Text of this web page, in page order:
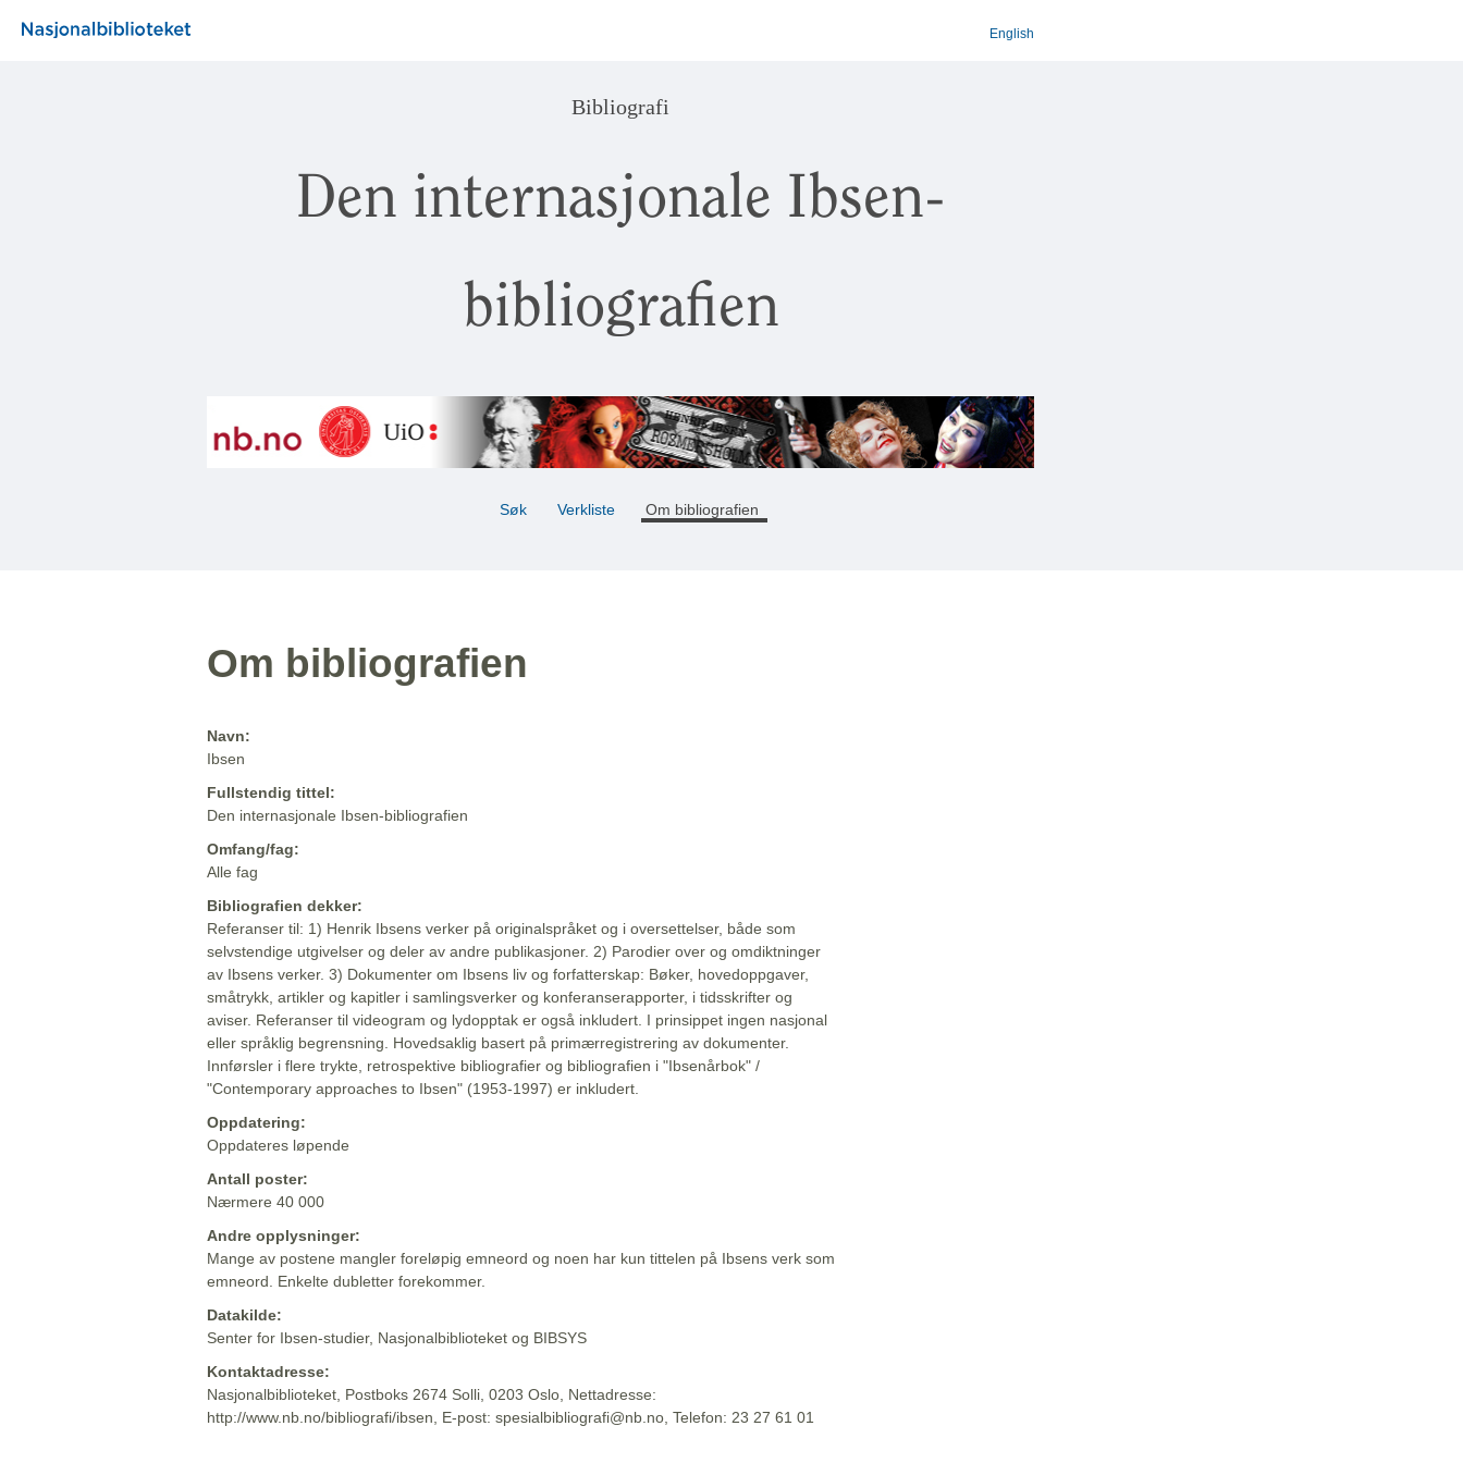
English
Bibliografi
Den internasjonale Ibsen-
bibliografien
Søk Verkliste Om bibliografien
Om bibliografien
Navn:
Ibsen
Fullstendig tittel:
Den internasjonale Ibsen-bibliografien
Omfang/fag:
Alle fag
Bibliografien dekker:
Referanser til: 1) Henrik Ibsens verker på originalspråket og i oversettelser, både som
selvstendige utgivelser og deler av andre publikasjoner. 2) Parodier over og omdiktninger
av Ibsens verker. 3) Dokumenter om Ibsens liv og forfatterskap: Bøker, hovedoppgaver,
småtrykk, artikler og kapitler i samlingsverker og konferanserapporter, i tidsskrifter og
aviser. Referanser til videogram og lydopptak er også inkludert. I prinsippet ingen nasjonal
eller språklig begrensning. Hovedsaklig basert på primærregistrering av dokumenter.
Innførsler i flere trykte, retrospektive bibliografier og bibliografien i "Ibsenårbok" /
"Contemporary approaches to Ibsen" (1953-1997) er inkludert.
Oppdatering:
Oppdateres løpende
Antall poster:
Nærmere 40 000
Andre opplysninger:
Mange av postene mangler foreløpig emneord og noen har kun tittelen på Ibsens verk som
emneord. Enkelte dubletter forekommer.
Datakilde:
Senter for Ibsen-studier, Nasjonalbiblioteket og BIBSYS
Kontaktadresse:
Nasjonalbiblioteket, Postboks 2674 Solli, 0203 Oslo, Nettadresse:
http://www.nb.no/bibliografi/ibsen, E-post: spesialbibliografi@nb.no, Telefon: 23 27 61 01